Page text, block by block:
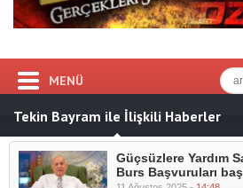
MENÜ
Tekin Bayram ile İlişkili Haberler
Güçsüzlere Yardım
Burs Başvuruları